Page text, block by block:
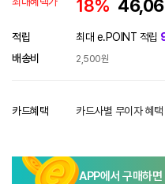
18%
적립 최대 e.POINT 적립
배송비
2,500원
카드혜택 카드사별 무이자 혜
APP에서 구매하면